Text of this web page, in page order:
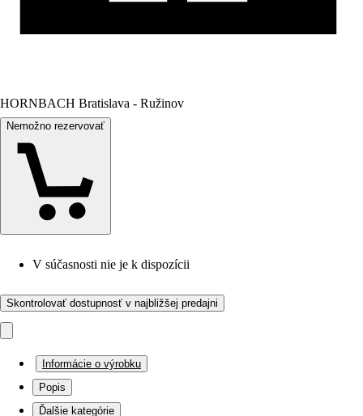
HORNBACH Bratislava - Ružinov
Nemožno rezervovať
V súčasnosti nie je k dispozícii
Skontrolovať dostupnosť v najbližšej predajni
Informácie o výrobku
Popis
Ďalšie kategórie